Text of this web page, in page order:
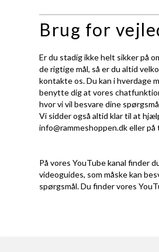
Brug for
Er du stadig ikke helt sikker på
de rigtige mål, så er du altid
kontakte os. Du kan i hverdage
benytte dig at vores
hvor vi vil besvare dine
Vi sidder også altid klar til at
info@rammeshoppen.dkeller på
På vores YouTube kanal finder
videoguides, som måske kan
spørgsmål. Du finder vores